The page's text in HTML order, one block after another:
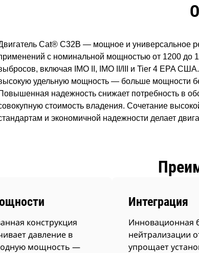
Cat® C32B — мощное и универсальное
с номинальной мощностью от 1200 до
включая IMO II, IMO II/III и Tier 4 EPA
удельную мощность — больше мощности
надежность снижает потребность в
стоимость владения. Сочетание
и экономичной надежности делает
конструкция
давление в
мощность —
Интеграция
Инновационная
нейтрализации
упрощает